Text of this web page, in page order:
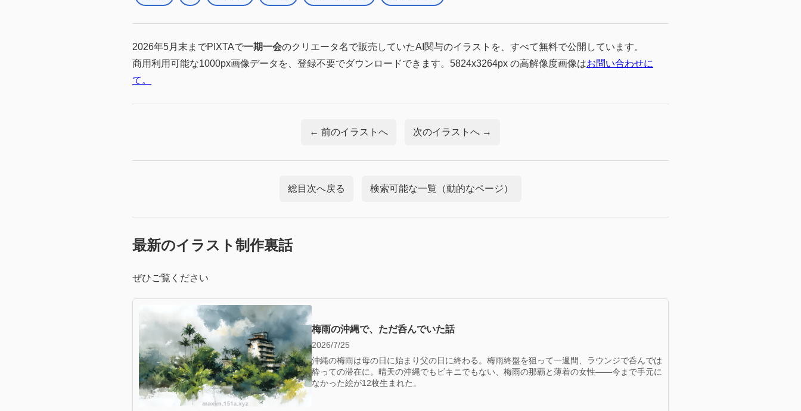
2026年5月末までPIXTAで一期一会のクリエータ名で販売していたAI関与のイラストを、すべて無料で公開しています。
商用利用可能な1000px画像データを、登録不要でダウンロードできます。5824x3264px の高解像度画像はお問い合わせに
て。
← 前のイラストへ 次のイラストへ →
総目次へ戻る 検索可能な一覧（動的なページ）
最新のイラスト制作裏話
ぜひご覧ください
梅雨の沖縄で、ただ呑んでいた話
2026/7/25
沖縄の梅雨は母の日に始まり父の日に終わる。梅雨終盤を狙って一週間、ラウンジで呑んでは
酔っての滞在に。晴天の沖縄でもビキニでもない、梅雨の那覇と薄着の女性——今まで手元に
なかった絵が12枚生まれた。